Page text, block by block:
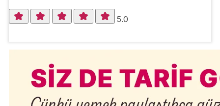
5.0